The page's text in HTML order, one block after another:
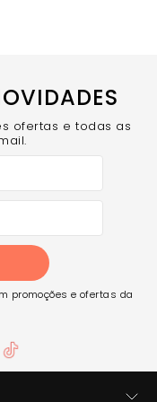
Carioca
e sinta
conforto e
ofertas e todas as
promoções e ofertas da